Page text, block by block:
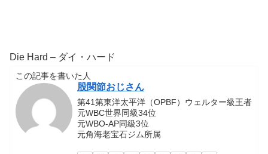
Die Hard – ダイ・ハード
この記事を書いた人
股関節おじさん
第41第東洋太平洋（OPBF）ウェルター級王者
元WBC世界同級34位
元WBO-AP同級3位
元角海老宝石ジム所属